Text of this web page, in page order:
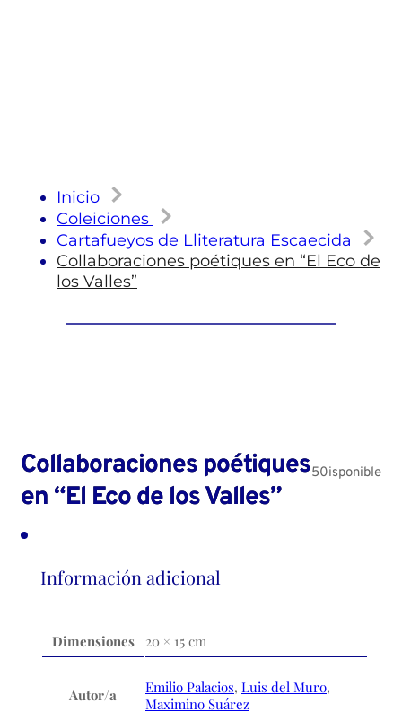
Inicio
Coleiciones
Cartafueyos de Lliteratura Escaecida
Collaboraciones poétiques en “El Eco de
los Valles”
Collaboraciones poétiques
en “El Eco de los Valles”
50isponible
Información adicional
Dimensiones 20 × 15 cm
Autor/a Emilio Palacios, Luis del Muro,
Maximino Suárez